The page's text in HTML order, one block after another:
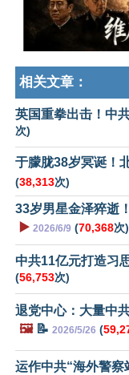
相关文章：
英国重拳出击！中
次)
于朦胧38岁冥诞！
(38,313次)
33岁男星金泽猝逝
▶️ 2026/6/9 (70,368次)
中共11亿元打造习
(56,753次)
退党中心：大量中
🖼️📝 2026/5/26 (
运作中共“海外警察